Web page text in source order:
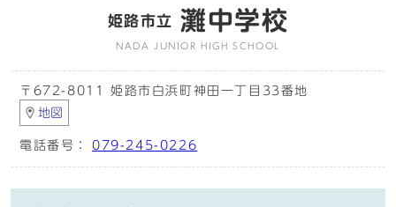
姫路市立 灘中学校
NADA JUNIOR HIGH SCHOOL
〒672-8011 姫路市白浜町神田一丁目33番地
地図
電話番号： 079-245-0226